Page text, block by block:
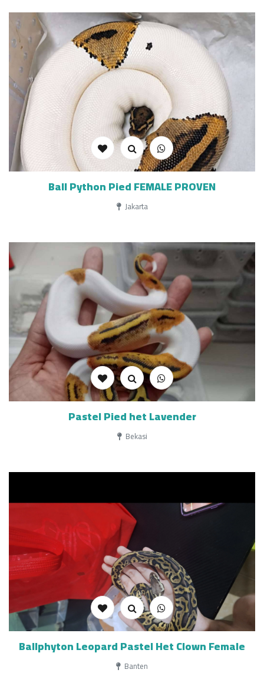
Ball Python Pied FEMALE PROVEN
Jakarta
Pastel Pied het Lavender
Bekasi
Ballphyton Leopard Pastel Het Clown Female
Banten